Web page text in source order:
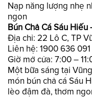
Nạp năng lượng nhẹ
ngon
Bún Chả Cá Sáu
Địa chỉ: 22 Lô C, TP
Liên hệ: 1900 636 091
Giờ mở cửa: 7:00 –
Một bữa sáng tại
món bún chả cá Sáu
lèo đậm đà, thơm